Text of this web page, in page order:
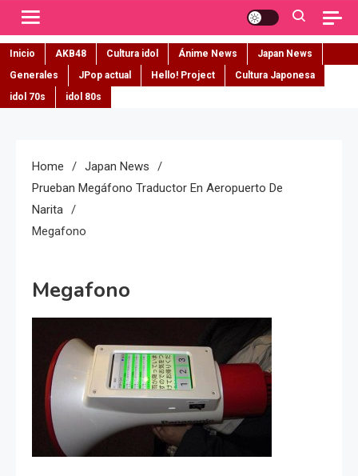
Inicio AKB48 Cultura idol Ánime News
Japan News
Generales
JPop actual Hello! Project
Cultura Japonesa
idol 70s
idol 80s
Home
Japan News
Prueban Megáfono Traductor En Aeropuerto De
Narita
Megafono
Megafono